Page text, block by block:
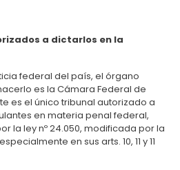
a dictarlos en la
federal del país, el órgano
es la Cámara Federal de
es el único tribunal autorizado a
en materia penal federal,
la ley nº24.050, modificada por la
en sus arts. 10, 11 y 11